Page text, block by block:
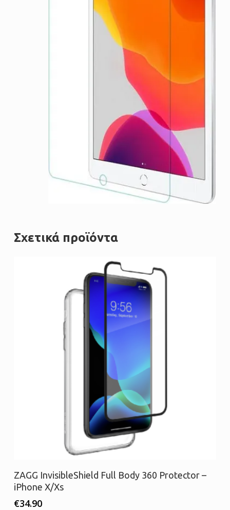
Σχετικά προϊόντα
Προσθήκη στο καλάθι
ZAGG InvisibleShield Full Body 360 Protector –
iPhone X/Xs
€34.90